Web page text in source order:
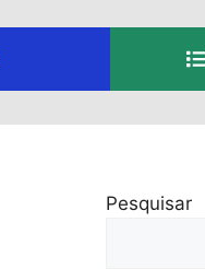
Pesquisar